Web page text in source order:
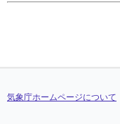
気象庁ホームページについて